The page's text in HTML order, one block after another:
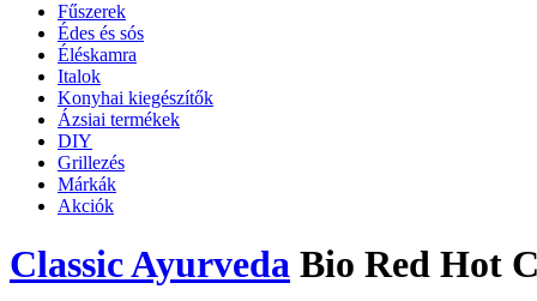
Fűszerek
Édes és sós
Éléskamra
Italok
Konyhai kiegészítők
Ázsiai termékek
DIY
Grillezés
Márkák
Akciók
Classic Ayurveda Bio Red Hot